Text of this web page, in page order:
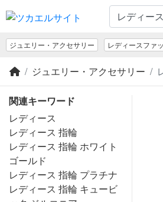
ジュエリー・アクセサリー レディースファ
ジュエリー・アクセサリー
関連キーワード
レディース
レディース 指輪
レディース 指輪 ホワイト
ゴールド
レディース 指輪 プラチナ
レディース 指輪 キュービ